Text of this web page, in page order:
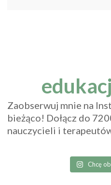
Zaobserwuj mnie na
bieżąco! Dołącz do
nauczycieli i
Chcę